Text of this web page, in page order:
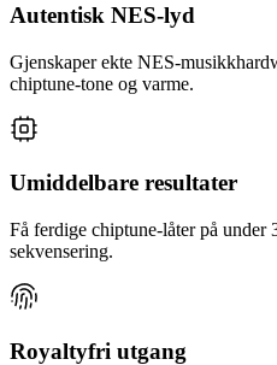
Autentisk NES-lyd
Gjenskaper ekte NES-
chiptune-tone og varme.
Umiddelbare resultater
Få ferdige chiptune-låter på under
sekvensering.
Royaltyfri utgang